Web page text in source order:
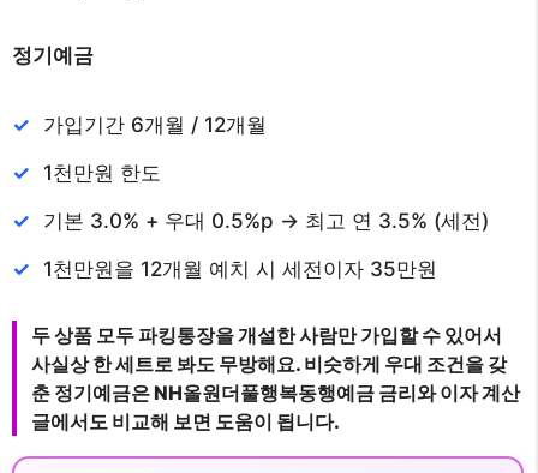
정기예금
가입기간 6개월 / 12개월
1천만원 한도
기본 3.0% + 우대 0.5%p -> 최고 연 3.5% (세전)
1천만원을 12개월 예치 시 세전이자 35만원
두 상품 모두 파킹통장을 개설한 사람만 가입할 수 있어서
사실상 한 세트로 봐도 무방해요. 비슷하게 우대 조건을 갖
춘 정기예금은 NH올원더풀행복동행예금 금리와 이자 계산
글에서도 비교해 보면 도움이 됩니다.